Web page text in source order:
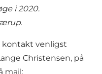
i 2020.
kontakt venligst
Christensen, på
mail: